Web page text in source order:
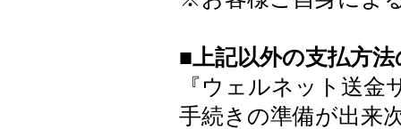
■上記以外の支払方法
『ウェルネット送
手続きの準備が出来